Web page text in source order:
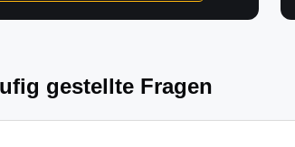
gestellte Fragen